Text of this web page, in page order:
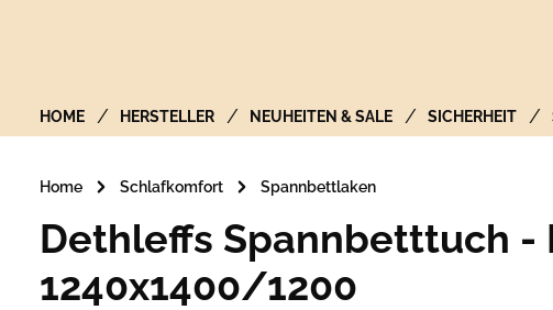
HOME HERSTELLER NEUHEITEN & SALE SICHERHEIT
Home Schlafkomfort Spannbettlaken
Dethleffs Spannbetttuch -
1240x1400/1200